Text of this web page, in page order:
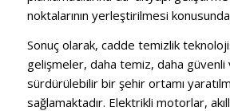
noktalarının yerleştirilmesi
Sonuç olarak, cadde temizlik
gelişmeler, daha temiz, daha güvenli
sürdürülebilir bir şehir ortamı
sağlamaktadır. Elektrikli motorlar,